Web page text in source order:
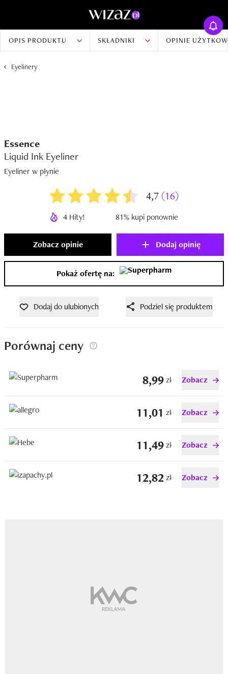
OPIS PRODUKTU SKŁADNIKI OPINIE
Eyelinery
Essence
Liquid Ink Eyeliner
Eyeliner w płynie
4,7 (16)
4 Hity! 81% kupi ponownie
Zobacz opinie Dodaj opinię
Pokaż ofertę na:
Dodaj do ulubionych Podziel się produktem
Porównaj ceny
8,99zł Zobacz
11,01 zł Zobacz
11,49zł Zobacz
12,82 zł Zobacz